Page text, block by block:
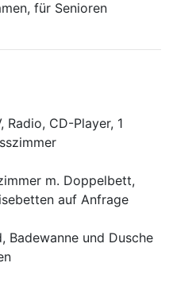
für Senioren
Radio, CD-Player, 1
m. Doppelbett,
auf Anfrage
Badewanne und Dusche